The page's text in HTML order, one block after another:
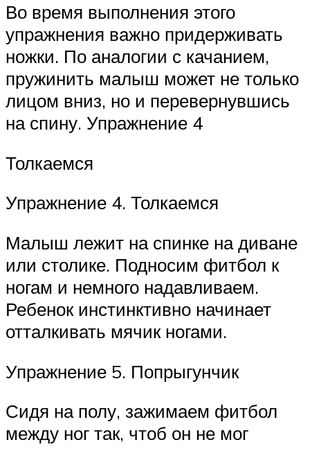
Во время выполнения этого
упражнения важно придерживать
ножки. По аналогии с качанием,
пружинить малыш может не только
лицом вниз, но и перевернувшись
на спину. Упражнение 4
Толкаемся
Упражнение 4. Толкаемся
Малыш лежит на спинке на диване
или столике. Подносим фитбол к
ногам и немного надавливаем.
Ребенок инстинктивно начинает
отталкивать мячик ногами.
Упражнение 5. Попрыгунчик
Сидя на полу, зажимаем фитбол
между ног так, чтоб он не мог